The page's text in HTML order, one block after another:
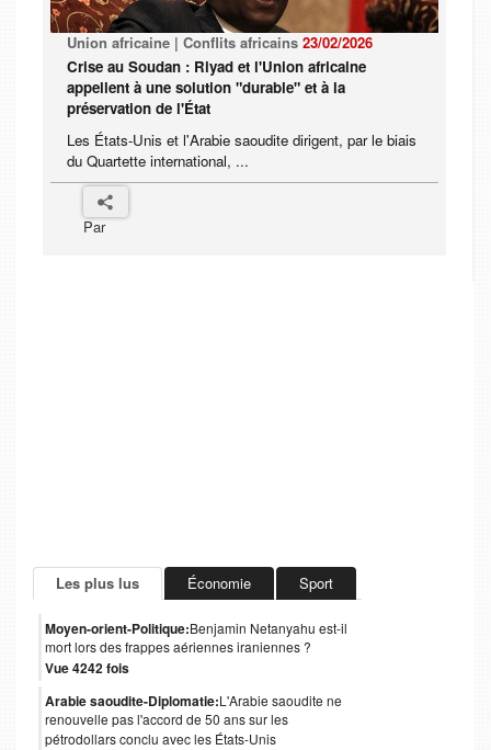
Union africaine | Conflits africains 23/02/2026
Crise au Soudan : Riyad et l'Union africaine
appellent à une solution "durable" et à la
préservation de l'État
Les États-Unis et l'Arabie saoudite dirigent, par le biais
du Quartette international, ...
Par
Les plus lus Économie Sport
Moyen-orient-Politique:Benjamin Netanyahu est-il
mort lors des frappes aériennes iraniennes ?
Vue 4242 fois
Arabie saoudite-Diplomatie:L'Arabie saoudite ne
renouvelle pas l'accord de 50 ans sur les
pétrodollars conclu avec les États-Unis